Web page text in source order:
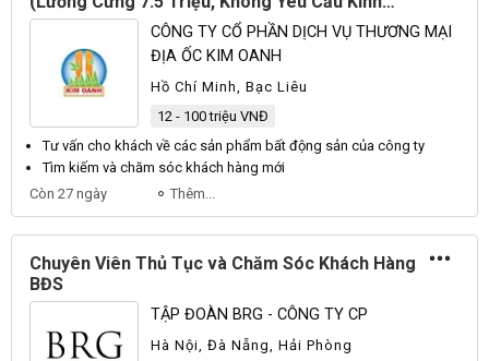
Nghiệm, Đào Tạo Từ Đầu)CÔNG TY CỔ PHẦN DỊCH VỤ THƯƠNG MẠI
ĐỊA ỐC KIM OANH
Hồ Chí Minh, Bạc Liêu
12 - 100 triệu VNĐ
Tư vấn cho khách về các sản phẩm bất động sản của công ty
Tìm kiếm và chăm sóc khách hàng mới
Còn 27 ngày
Thêm...
Chuyên Viên Thủ Tục và Chăm Sóc Khách Hàng
BĐS
TẬP ĐOÀN BRG - CÔNG TY CP
Hà Nội, Đà Nẵng, Hải Phòng